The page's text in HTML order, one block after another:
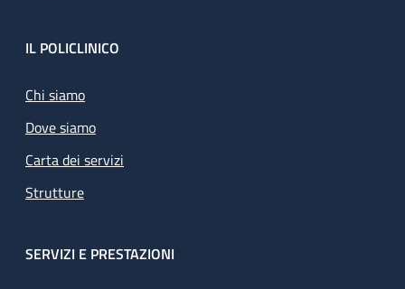
Footer
IL POLICLINICO
Chi siamo
Dove siamo
Carta dei servizi
Strutture
SERVIZI E PRESTAZIONI